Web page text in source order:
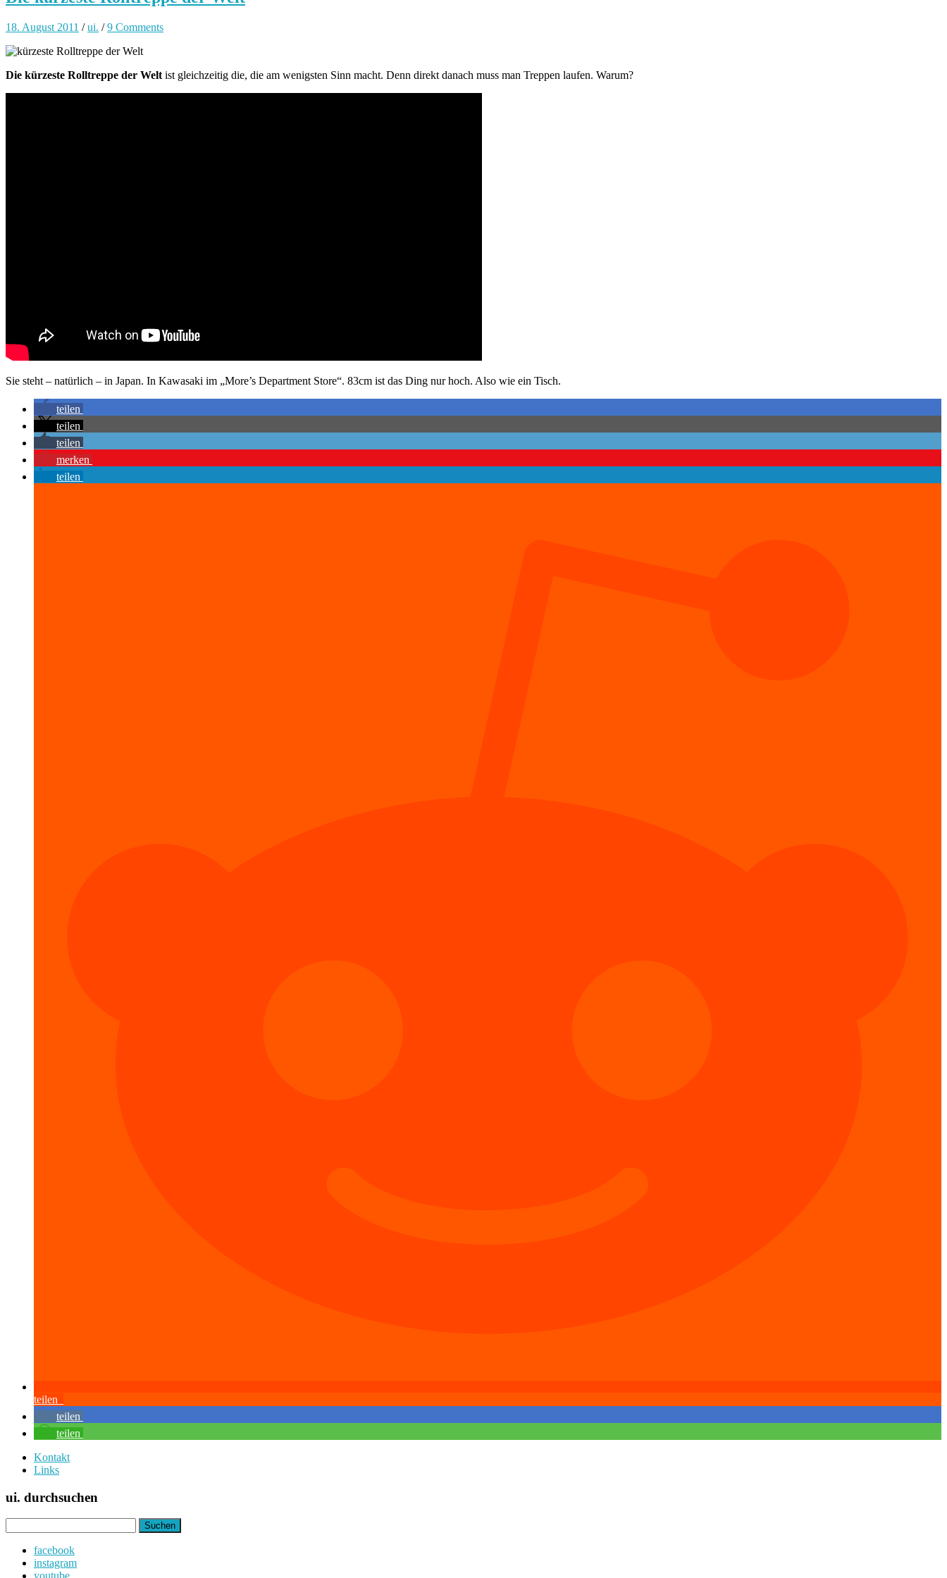
18. August 2011 /ui. /9 Comments
Die kürzeste Rolltreppe der Welt ist gleichzeitig die, die am wenigsten Sinn macht. Denn direkt danach muss man Treppen laufen. Warum?
Sie steht – natürlich – in Japan. In Kawasaki im „More’s Department Store“. 83cm ist das Ding nur hoch. Also wie ein Tisch.
teilen
teilen
teilen
merken
teilen
teilen
teilen
teilen
Kontakt
Links
ui. durchsuchen
nach:
facebook
instagram